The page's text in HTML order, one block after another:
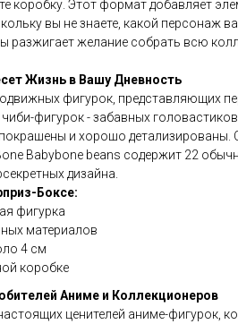
коробку. Этот формат добавляет
вы не знаете, какой персонаж
разжигает желание собрать всю
Жизнь в Вашу Дневность
фигурок, представляющих
фигурок - забавных
и хорошо детализированы.
Babybone beans содержит 22
дизайна.
Боксе:
фигурка
материалов
4 см
коробке
Аниме и Коллекционеров
ценителей аниме-фигурок,